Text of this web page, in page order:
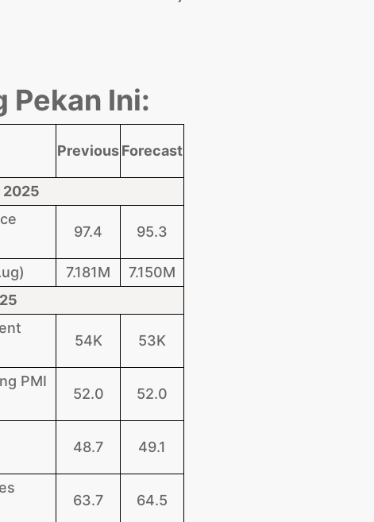
Pekan Ini:
PreviousForecast
2025
97.4 95.3
7.181M
7.150M
54K 53K
PMI
52.0 52.0
48.7 49.1
63.7 64.5